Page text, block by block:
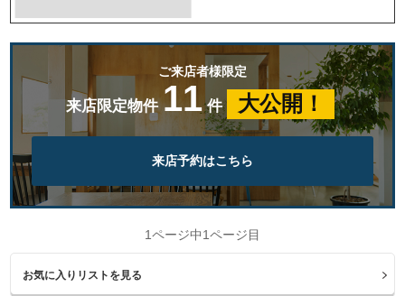
ご来店者様限定
来店限定物件 11 件 大公開！
来店予約はこちら
1ページ中1ページ目
お気に入りリストを見る